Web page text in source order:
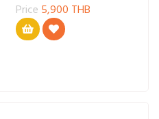
Price 5,900 THB